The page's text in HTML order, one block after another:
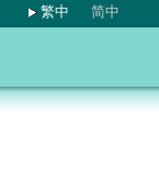
繁中 简中